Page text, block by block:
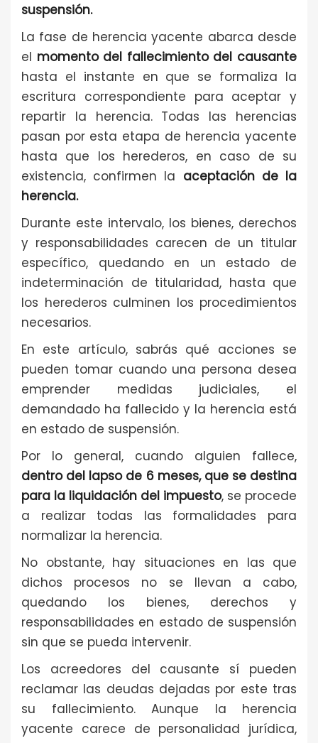
suspensión.
La fase de herencia yacente abarca desde
el momento del fallecimiento del causante
hasta el instante en que se formaliza la
escritura correspondiente para aceptar y
repartir la herencia. Todas las herencias
pasan por esta etapa de herencia yacente
hasta que los herederos, en caso de su
existencia, confirmen la aceptación de la
herencia.
Durante este intervalo, los bienes, derechos
y responsabilidades carecen de un titular
específico, quedando en un estado de
indeterminación de titularidad, hasta que
los herederos culminen los procedimientos
necesarios.
En este artículo, sabrás qué acciones se
pueden tomar cuando una persona desea
emprender medidas judiciales, el
demandado ha fallecido y la herencia está
en estado de suspensión.
Por lo general, cuando alguien fallece,
dentro del lapso de 6 meses, que se destina
para la liquidación del impuesto, se procede
a realizar todas las formalidades para
normalizar la herencia.
No obstante, hay situaciones en las que
dichos procesos no se llevan a cabo,
quedando los bienes, derechos y
responsabilidades en estado de suspensión
sin que se pueda intervenir.
Los acreedores del causante sí pueden
reclamar las deudas dejadas por este tras
su fallecimiento. Aunque la herencia
yacente carece de personalidad jurídica,